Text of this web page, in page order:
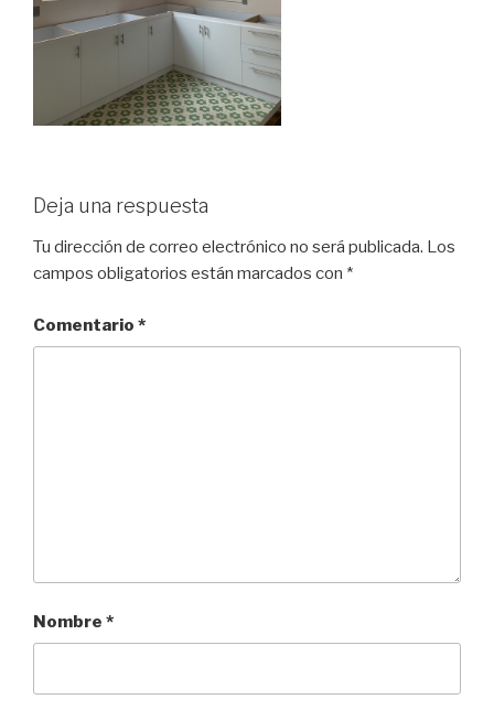
Deja una respuesta
Tu dirección de correo electrónico no será publicada. Los
campos obligatorios están marcados con *
Comentario *
Nombre *